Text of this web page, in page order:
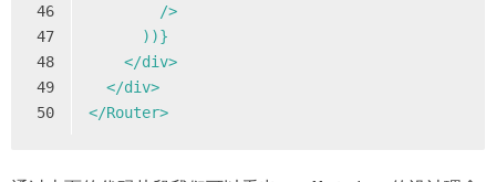
46
47
48
49
50
        />
      ))}
    </div>
  </div>
</Router>